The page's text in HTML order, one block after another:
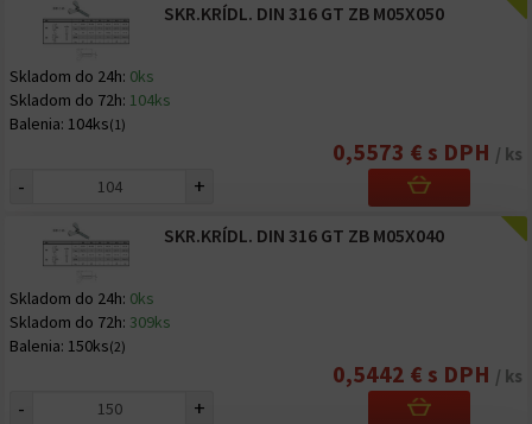
SKR.KRÍDL. DIN 316 GT ZB M05X050
Skladom do 24h: 0ks
Skladom do 72h: 104ks
Balenia: 104ks(1)
0,5573 € s DPH / ks
- +
SKR.KRÍDL. DIN 316 GT ZB M05X040
Skladom do 24h: 0ks
Skladom do 72h: 309ks
Balenia: 150ks(2)
0,5442 € s DPH / ks
- +